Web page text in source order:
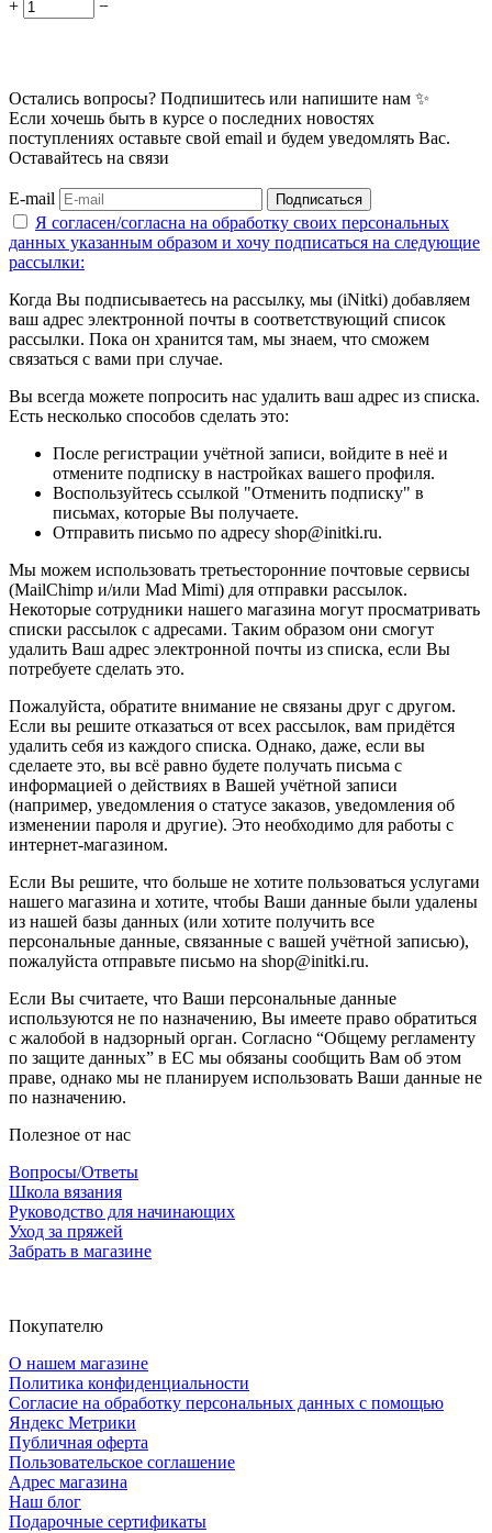
+ −
Остались вопросы? Подпишитесь или напишите нам ✨
Если хочешь быть в курсе о последних новостях
поступлениях оставьте свой email и будем уведомлять Вас.
Оставайтесь на связи
E-mail Подписаться
Я согласен/согласна на обработку своих персональных
данных указанным образом и хочу подписаться на следующие
рассылки:
Когда Вы подписываетесь на рассылку, мы (iNitki) добавляем
ваш адрес электронной почты в соответствующий список
рассылки. Пока он хранится там, мы знаем, что сможем
связаться с вами при случае.
Вы всегда можете попросить нас удалить ваш адрес из списка.
Есть несколько способов сделать это:
После регистрации учётной записи, войдите в неё и
отмените подписку в настройках вашего профиля.
Воспользуйтесь ссылкой "Отменить подписку" в
письмах, которые Вы получаете.
Отправить письмо по адресу shop@initki.ru.
Мы можем использовать третьесторонние почтовые сервисы
(MailChimp и/или Mad Mimi) для отправки рассылок.
Некоторые сотрудники нашего магазина могут просматривать
списки рассылок с адресами. Таким образом они смогут
удалить Ваш адрес электронной почты из списка, если Вы
потребуете сделать это.
Пожалуйста, обратите внимание не связаны друг с другом.
Если вы решите отказаться от всех рассылок, вам придётся
удалить себя из каждого списка. Однако, даже, если вы
сделаете это, вы всё равно будете получать письма с
информацией о действиях в Вашей учётной записи
(например, уведомления о статусе заказов, уведомления об
изменении пароля и другие). Это необходимо для работы с
интернет-магазином.
Если Вы решите, что больше не хотите пользоваться услугами
нашего магазина и хотите, чтобы Ваши данные были удалены
из нашей базы данных (или хотите получить все
персональные данные, связанные с вашей учётной записью),
пожалуйста отправьте письмо на shop@initki.ru.
Если Вы считаете, что Ваши персональные данные
используются не по назначению, Вы имеете право обратиться
с жалобой в надзорный орган. Согласно “Общему регламенту
по защите данных” в ЕС мы обязаны сообщить Вам об этом
праве, однако мы не планируем использовать Ваши данные не
по назначению.
Полезное от нас
Вопросы/Ответы
Школа вязания
Руководство для начинающих
Уход за пряжей
Забрать в магазине
Покупателю
О нашем магазине
Политика конфиденциальности
Согласие на обработку персональных данных с помощью
Яндекс Метрики
Публичная оферта
Пользовательское соглашение
Адрес магазина
Наш блог
Подарочные сертификаты